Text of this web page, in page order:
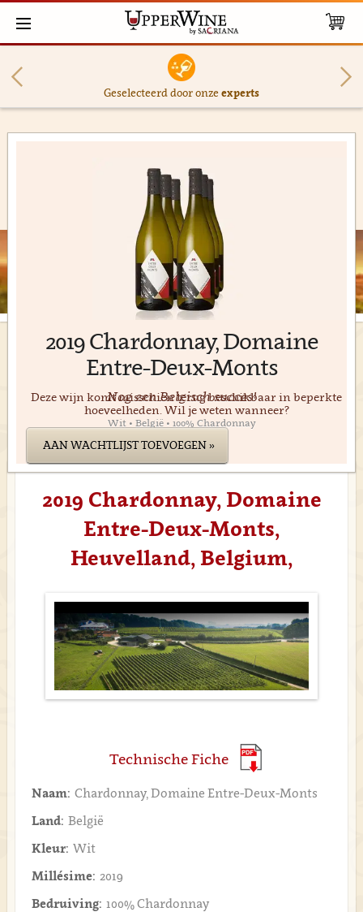
Geselecteerd door onzeexperts
2019 Chardonnay, Domaine
Entre-Deux-Monts
Nog een Belgisch succes!
Wit • België • 100% Chardonnay
Deze wijn komt misschien terug beschikbaar in beperkte
hoeveelheden. Wil je weten wanneer?
AAN WACHTLIJST TOEVOEGEN »
2019 Chardonnay, Domaine
Entre-Deux-Monts,
Heuvelland, Belgium,
Technische Fiche
Naam: Chardonnay, Domaine Entre-Deux-Monts
Land: België
Kleur: Wit
Millésime: 2019
Bedruiving: 100% Chardonnay